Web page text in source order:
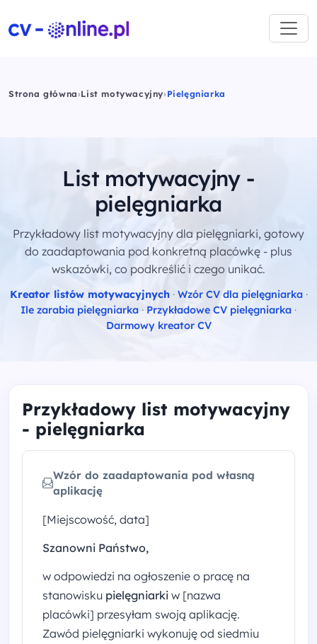
Strona główna›List motywacyjny› Pielęgniarka
List motywacyjny -
pielęgniarka
Przykładowy list motywacyjny dla pielęgniarki, gotowy
do zaadaptowania pod konkretną placówkę - plus
wskazówki, co podkreślić i czego unikać.
Kreator listów motywacyjnych · Wzór CV dla pielęgniarka ·
Ile zarabia pielęgniarka · Przykładowe CV pielęgniarka ·
Darmowy kreator CV
Przykładowy list motywacyjny
- pielęgniarka
Wzór do zaadaptowania pod własną
aplikację
[Miejscowość, data]
Szanowni Państwo,
w odpowiedzi na ogłoszenie o pracę na
stanowisku pielęgniarki w [nazwa
placówki] przesyłam swoją aplikację.
Zawód pielęgniarki wykonuję od siedmiu